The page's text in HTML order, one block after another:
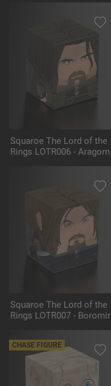
Squaroe The Lord of the
Rings LOTR006 - Aragorn
Squaroe The Lord of the
Rings LOTR007 - Boromir
CHASE FIGURE